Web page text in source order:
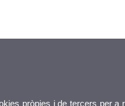
pròpies i de tercers per a